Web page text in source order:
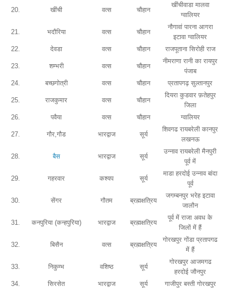
20. खींची वत्स चौहान
खींचीवाडा मालवा
ग्वालियर
21. भदौरिया वत्स चौहान
नौगावां पारना आगरा
इटावा ग्वालियर
22.
देवडा वत्स चौहान राजपूताना सिरोही राज
23. शम्भरी वत्स चौहान
नीमराणा रानी का रायपुर
पंजाब
24.
बच्छगोत्री वत्स चौहान प्रतापगढ़ सुल्तानपुर
25. राजकुमार वत्स चौहान
दियरा कुडवार फ़तेहपुर
जिला
26.
पवैया वत्स चौहान ग्वालियर
27. गौर,गौड भारद्वाज सूर्य
शिवगढ रायबरेली कानपुर
लखनऊ
28. बैस भारद्वाज सूर्य
उन्नाव रायबरेली मैनपुरी
पूर्व में
29. गहरवार कश्यप सूर्य
माडा हरदोई उन्नाव बांदा
पूर्व
30. सेंगर गौतम ब्रह्मक्षत्रिय
जगम्बनपुर भरेह इटावा
जालौन
31. कनपुरिया (कन्हपुरिया) भारद्वाज ब्रह्मक्षत्रिय
पूर्व में राजा अवध के
जिलों में हैं
32. बिसैन वत्स ब्रह्मक्षत्रिय
गोरखपुर गोंडा प्रतापगढ
में हैं
33. निकुम्भ वशिष्ठ सूर्य
गोरखपुर आजमगढ
हरदोई जौनपुर
34.
सिरसेत भारद्वाज सूर्य गाजीपुर बस्ती गोरखपुर